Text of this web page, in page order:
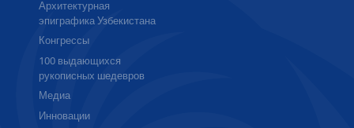
Архитектурная
эпиграфика Узбекистана
Конгрессы
100 выдающихся
рукописных шедевров
Медиа
Инновации